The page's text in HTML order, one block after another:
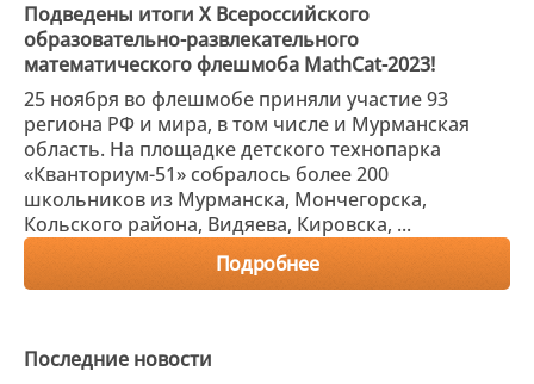
Подведены итоги X Всероссийского
образовательно-развлекательного
математического флешмоба MathCat-2023!
25 ноября во флешмобе приняли участие 93
региона РФ и мира, в том числе и Мурманская
область. На площадке детского технопарка
«Кванториум-51» собралось более 200
школьников из Мурманска, Мончегорска,
Кольского района, Видяева, Кировска, ...
Подробнее
Последние новости